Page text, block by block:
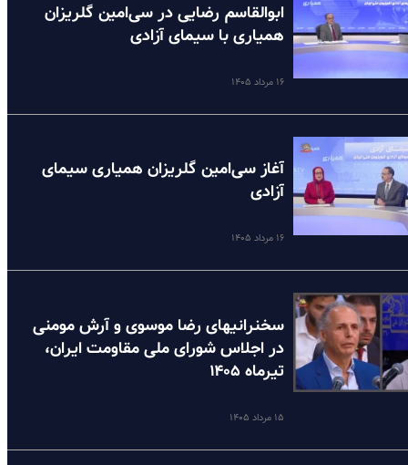
ابوالقاسم رضایی در سی‌امین گلریزان
همیاری با سیمای آزادی
۱۶ مرداد ۱۴۰۵
آغاز سی‌امین گلریزان همیاری سیمای
آزادی
۱۶ مرداد ۱۴۰۵
سخنرانیهای رضا موسوی و آرش مومنی
در اجلاس شورای ملی مقاومت ایران،
تیرماه ۱۴۰۵
۱۵ مرداد ۱۴۰۵